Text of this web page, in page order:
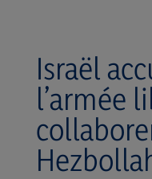
Israël
l’armée